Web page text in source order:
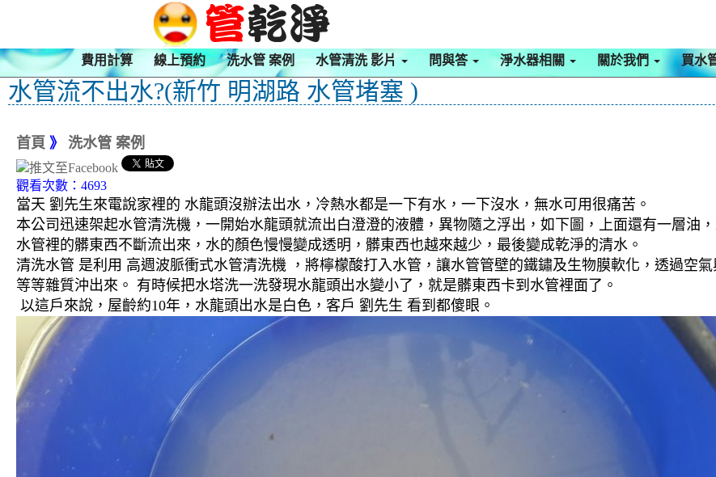
費用計算 線上預約 洗水管 案例 水管清洗 影片 問與答 淨水器相關 關於我們 買水
水管流不出水?(新竹 明湖路 水管堵塞 )
首頁 》 洗水管 案例
觀看次數：4693
當天 劉先生來電說家裡的 水龍頭沒辦法出水，冷熱水都是一下有水，一下沒水，無水可用很痛苦。
本公司迅速架起水管清洗機，一開始水龍頭就流出白澄澄的液體，異物隨之浮出，如下圖，上面還有一層油
水管裡的髒東西不斷流出來，水的顏色慢慢變成透明，髒東西也越來越少，最後變成乾淨的清水。
清洗水管 是利用 高週波脈衝式水管清洗機 ，將檸檬酸打入水管，讓水管管壁的鐵鏽及生物膜軟化，透過空
等等雜質沖出來。 有時候把水塔洗一洗發現水龍頭出水變小了，就是髒東西卡到水管裡面了。
以這戶來說，屋齡約10年，水龍頭出水是白色，客戶 劉先生 看到都傻眼。